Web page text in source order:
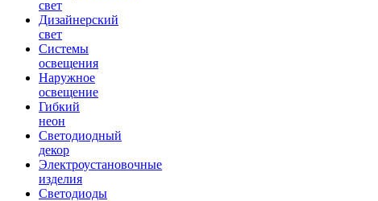
свет
Дизайнерский
свет
Системы
освещения
Наружное
освещение
Гибкий
неон
Светодиодный
декор
Электроустановочные
изделия
Светодиоды